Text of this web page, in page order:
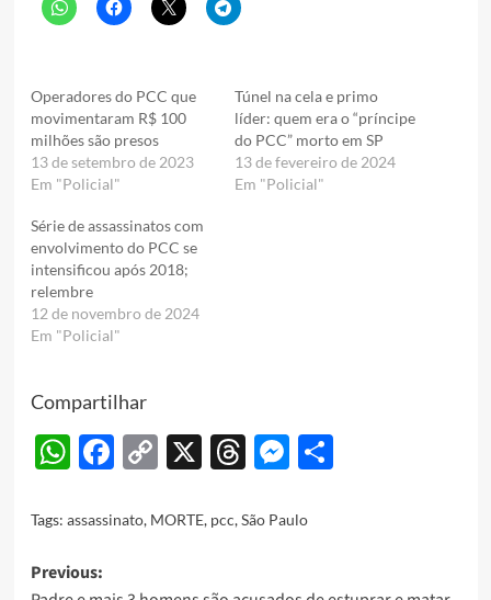
Operadores do PCC que
movimentaram R$ 100
milhões são presos
13 de setembro de 2023
Em "Policial"
Túnel na cela e primo
líder: quem era o “príncipe
do PCC” morto em SP
13 de fevereiro de 2024
Em "Policial"
Série de assassinatos com
envolvimento do PCC se
intensificou após 2018;
relembre
12 de novembro de 2024
Em "Policial"
Compartilhar
WhatsApp
Facebook
Copy
X Threads
Messenger
Share
Tags: assassinato, MORTE, pcc,São Paulo
Post
Previous: